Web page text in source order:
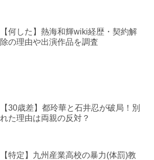
【何した】熱海和輝wiki経歴・契約解
除の理由や出演作品を調査
【30歳差】都玲華と石井忍が破局！別
れた理由は両親の反対？
【特定】九州産業高校の暴力(体罰)教